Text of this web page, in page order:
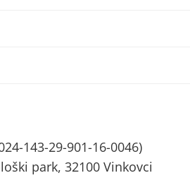
143-29-901-16-0046)
park, 32100 Vinkovci